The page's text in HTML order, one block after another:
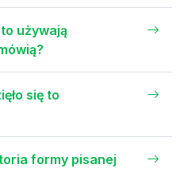
używają
się to
formy pisanej